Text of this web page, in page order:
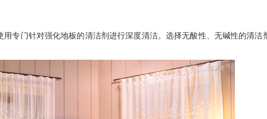
用专门针对强化地板的清洁剂进行深度清洁。选择无酸性、无碱性的清洁